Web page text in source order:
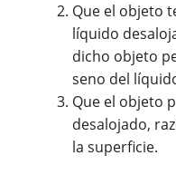
Que el objeto
líquido
dicho objeto
seno del
Que el objeto
desalojado,
la superficie.